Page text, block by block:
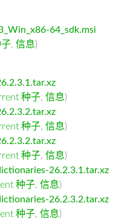
64_sdk.msi
, 信息)
种子, 信息)
种子, 信息)
种子, 信息)
26.2.3.1.tar.xz
种子, 信息)
26.2.3.2.tar.xz
种子, 信息)